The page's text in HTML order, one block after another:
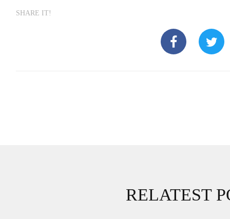
SHARE IT!
RELATEST